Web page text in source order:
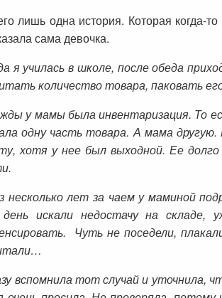
лишь одна история. Которая когда-
сама девочка.
я училась в школе, после обеда
количество товара, паковать
у мамы была инвентаризация. То
одну часть товара. А мама
хотя у нее был выходной. Ее
несколько лет за чаем у маминой
день искали недостачу на
Чуть не поседели,
вспомнила тот случай и уточнила,